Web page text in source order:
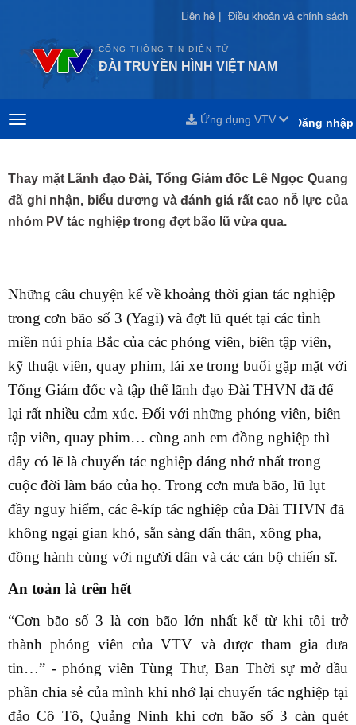
Liên hệ Điều khoản và chính sách
Liên hệ Điều khoản và chính sách
CỔNG THÔNG TIN ĐIỆN TỬ
ĐÀI TRUYỀN HÌNH VIỆT NAM
Đăng nhập
Ứng dụng VTV
Thay mặt Lãnh đạo Đài, Tổng Giám đốc Lê Ngọc Quang
đã ghi nhận, biểu dương và đánh giá rất cao nỗ lực của
nhóm PV tác nghiệp trong đợt bão lũ vừa qua.
Những câu chuyện kể về khoảng thời gian tác nghiệp
trong cơn bão số 3 (Yagi) và đợt lũ quét tại các tỉnh
miền núi phía Bắc của các phóng viên, biên tập viên,
kỹ thuật viên, quay phim, lái xe trong buổi gặp mặt với
Tổng Giám đốc và tập thể lãnh đạo Đài THVN đã để
lại rất nhiều cảm xúc. Đối với những phóng viên, biên
tập viên, quay phim… cùng anh em đồng nghiệp thì
đây có lẽ là chuyến tác nghiệp đáng nhớ nhất trong
cuộc đời làm báo của họ. Trong cơn mưa bão, lũ lụt
đầy nguy hiểm, các ê-kíp tác nghiệp của Đài THVN đã
không ngại gian khó, sẵn sàng dấn thân, xông pha,
đồng hành cùng với người dân và các cán bộ chiến sĩ.
An toàn là trên hết
“Cơn bão số 3 là cơn bão lớn nhất kể từ khi tôi trở
thành phóng viên của VTV và được tham gia đưa
tin…” - phóng viên Tùng Thư, Ban Thời sự mở đầu
phần chia sẻ của mình khi nhớ lại chuyến tác nghiệp tại
đảo Cô Tô, Quảng Ninh khi cơn bão số 3 càn quét